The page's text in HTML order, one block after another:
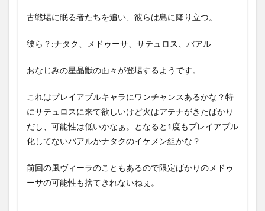
トガチャ
古戦場に眠る者たちを追い、彼らは島に降り立つ。
彼ら？:ナタク、メドゥーサ、サテュロス、バアル
おなじみの星晶獣の面々が登場するようです。
これはプレイアブルキャラにワンチャンスあるかな？特
にサテュロスに来て欲しいけど火はアテナがきたばかり
だし、可能性は低いかなぁ。となると1度もプレイアブル
化してないバアルかナタクのイケメン組かな？
前回の風ヴィーラのこともあるので限定ばかりのメドゥ
ーサの可能性も捨てきれないねぇ。